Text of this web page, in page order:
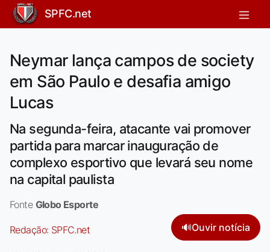
SPFC.net
Neymar lança campos de society
em São Paulo e desafia amigo
Lucas
Na segunda-feira, atacante vai promover
partida para marcar inauguração de
complexo esportivo que levará seu nome
na capital paulista
Fonte Globo Esporte
Redação: SPFC.net 🔊Ouvir notícia